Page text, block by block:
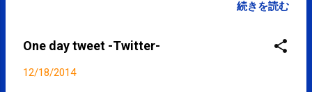
あります。 人がたくさん集まって飲
いる所への外出の際には十分ご注意
下さい。 インフルエンザQ&A｜厚生
続きを読む
One day tweet -Twitter-
12/18/2014